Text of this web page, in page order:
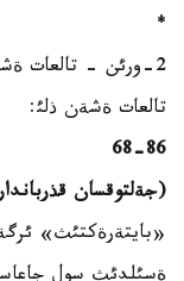
*
2-ورئن - تالعات ةشةن ذلئ مةن كوبةن اسقار ذلئ:
تالعات ةشةن ذلئ:
68-86
(جةلتوقسان
«بايتةرةكتئث»